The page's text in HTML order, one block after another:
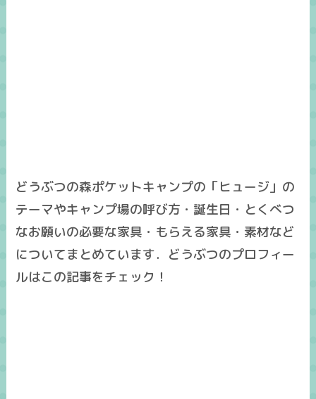
どうぶつの森ポケットキャンプの「ヒュージ」の
テーマやキャンプ場の呼び方・誕生日・とくべつ
なお願いの必要な家具・もらえる家具・素材など
についてまとめています．どうぶつのプロフィー
ルはこの記事をチェック！